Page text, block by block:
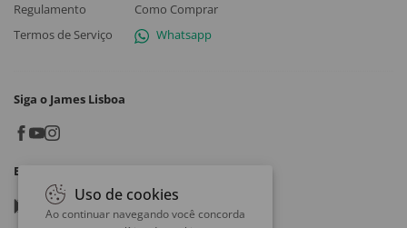
Regulamento
Termos de Serviço
Como Comprar
Whatsapp
Siga o James Lisboa
Baixe o App
Google play
Uso de cookies
Ao continuar navegando você concorda